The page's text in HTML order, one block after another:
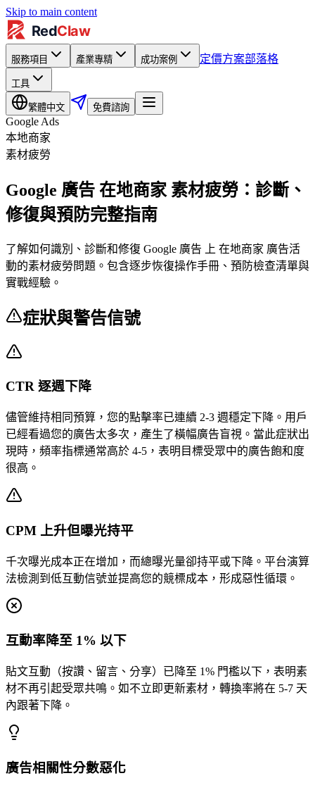
Skip to main content
服務項目 產業專精 成功案例 定價方案部落格
工具
繁體中文 免費諮詢
Google Ads
本地商家
素材疲勞
Google 廣告 在地商家 素材疲勞：診斷、
修復與預防完整指南
了解如何識別、診斷和修復 Google 廣告 上 在地商家 廣告活
動的素材疲勞問題。包含逐步恢復操作手冊、預防檢查清單與
實戰經驗。
症狀與警告信號
CTR 逐週下降
儘管維持相同預算，您的點擊率已連續 2-3 週穩定下降。用戶
已經看過您的廣告太多次，產生了橫幅廣告盲視。當此症狀出
現時，頻率指標通常高於 4-5，表明目標受眾中的廣告飽和度
很高。
CPM 上升但曝光持平
千次曝光成本正在增加，而總曝光量卻持平或下降。平台演算
法檢測到低互動信號並提高您的競標成本，形成惡性循環。
互動率降至 1% 以下
貼文互動（按讚、留言、分享）已降至 1% 門檻以下，表明素
材不再引起受眾共鳴。如不立即更新素材，轉換率將在 5-7 天
內跟著下降。
廣告相關性分數惡化